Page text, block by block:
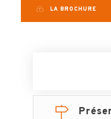
LA BROCHURE